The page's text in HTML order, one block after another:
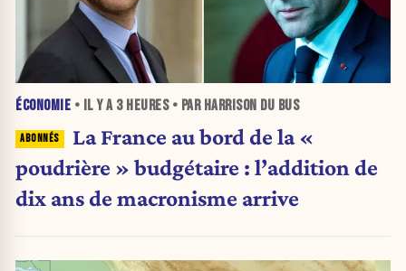
ÉCONOMIE • IL Y A 3 HEURES• PAR HARRISON DU BUS
La France au bord de la «
poudrière » budgétaire : l’addition de
dix ans de macronisme arrive